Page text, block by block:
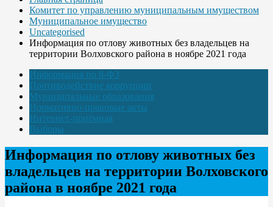
Комитет по управлению муниципальным имуществом
Муниципальное имущество
Uncategorised
Информация по отлову животных без владельцев на
территории Волховского района в ноябре 2021 года
Информация по 8-ФЗ
Противодействие коррупции
Муниципальные образования
Нормативно-правовые акты
Интернет-приёмная
Выборы
Информация по отлову животных без
владельцев на территории Волховского
района в ноябре 2021 года